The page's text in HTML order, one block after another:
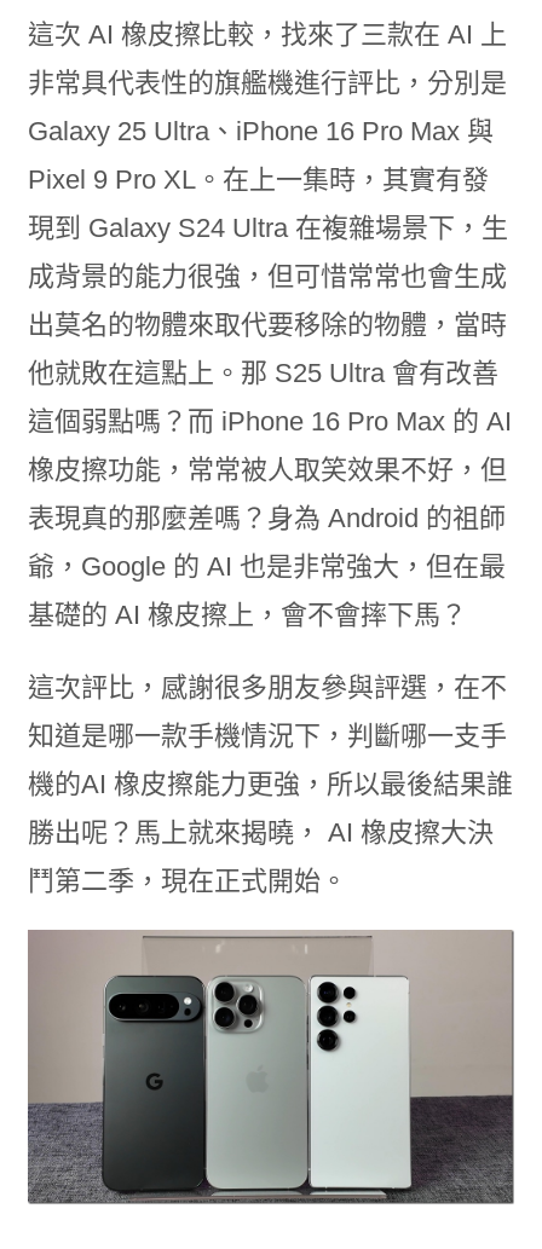
這次 AI 橡皮擦比較，找來了三款在 AI 上
非常具代表性的旗艦機進行評比，分別是
Galaxy 25 Ultra、iPhone 16 Pro Max 與
Pixel 9 Pro XL。在上一集時，其實有發
現到 Galaxy S24 Ultra 在複雜場景下，生
成背景的能力很強，但可惜常常也會生成
出莫名的物體來取代要移除的物體，當時
他就敗在這點上。那 S25 Ultra 會有改善
這個弱點嗎？而 iPhone 16 Pro Max 的 AI
橡皮擦功能，常常被人取笑效果不好，但
表現真的那麼差嗎？身為 Android 的祖師
爺，Google 的 AI 也是非常強大，但在最
基礎的 AI 橡皮擦上，會不會摔下馬？
這次評比，感謝很多朋友參與評選，在不
知道是哪一款手機情況下，判斷哪一支手
機的AI 橡皮擦能力更強，所以最後結果誰
勝出呢？馬上就來揭曉， AI 橡皮擦大決
鬥第二季，現在正式開始。